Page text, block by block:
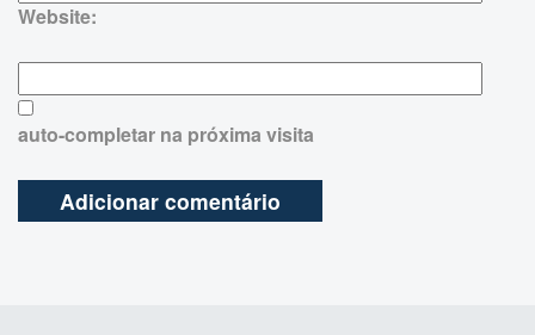
Website:
auto-completar na próxima visita